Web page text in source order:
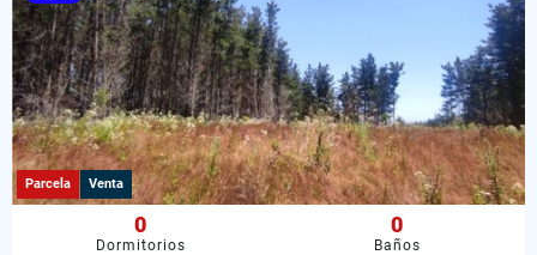
Parcela Venta
0
Dormitorios
0
Baños